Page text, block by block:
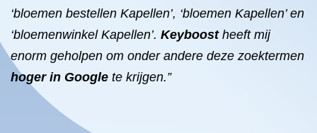
‘bloemen bestellen Kapellen’, ‘bloemen Kapellen’ en
‘bloemenwinkel Kapellen’. Keyboostheeft mij
enorm geholpen om onder andere deze zoektermen
hoger in Google te krijgen.”